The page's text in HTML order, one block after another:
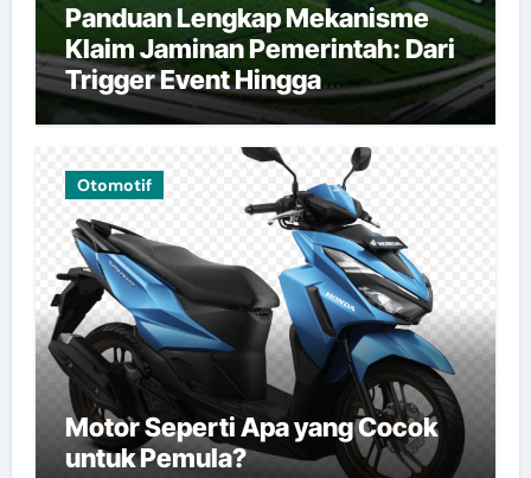
Panduan Lengkap Mekanisme
Klaim Jaminan Pemerintah: Dari
Trigger Event Hingga
Pembayaran
Otomotif
Motor Seperti Apa yang Cocok
untuk Pemula?